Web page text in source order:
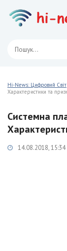
Hi-News: Цифровий Світ
Характеристики та
Системна
14.08.2018, 15:34